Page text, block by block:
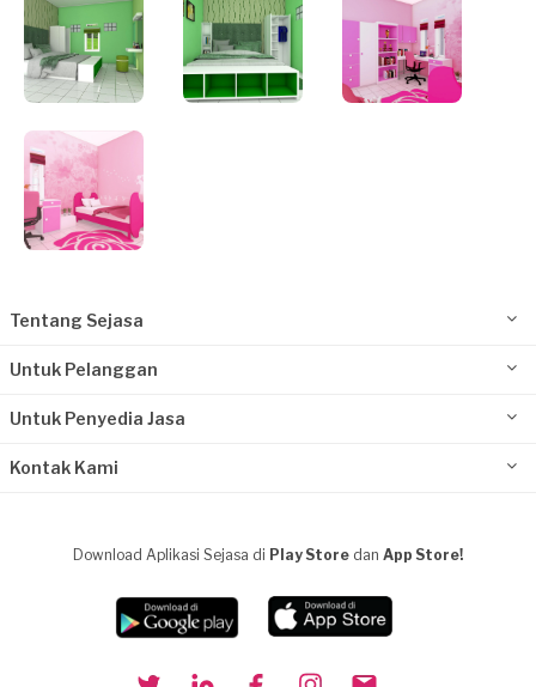
Tentang Sejasa
Untuk Pelanggan
Untuk Penyedia Jasa
Kontak Kami
Download Aplikasi Sejasa di Play Store dan App Store!